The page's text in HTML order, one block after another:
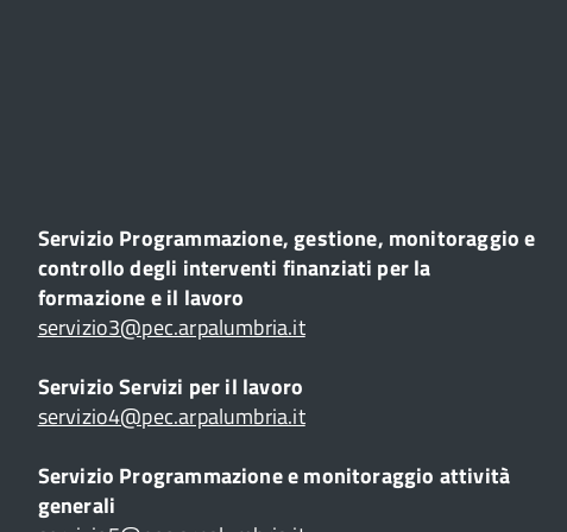
Servizio Programmazione, gestione, monitoraggio e
controllo degli interventi finanziati per la
formazione e il lavoro
servizio3@pec.arpalumbria.it
Servizio Servizi per il lavoro
servizio4@pec.arpalumbria.it
Servizio Programmazione e monitoraggio attività
generali